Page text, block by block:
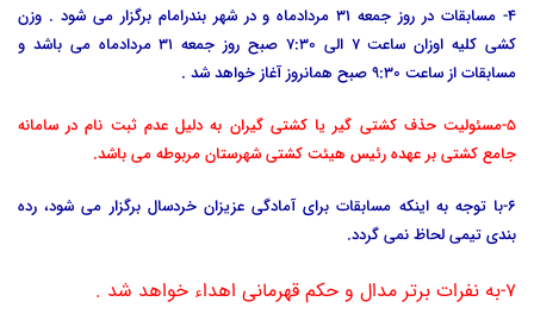
4- مسابقات در روز جمعه 31 مردادماه و در شهر بندرامام برگزار می شود . وزن
کشی کلیه اوزان ساعت 7 الی 7:30 صبح روز جمعه 31 مردادماه می باشد و
مسابقات از ساعت 9:30 صبح همانروز آغاز خواهد شد .
5-مسئولیت حذف کشتی گیر یا کشتی گیران به دلیل عدم ثبت نام در سامانه
جامع کشتی بر عهده رئیس هیئت کشتی شهرستان مربوطه می باشد.
6-با توجه به اینکه مسابقات برای آمادگی عزیزان خردسال برگزار می شود، رده
بندی تیمی لحاظ نمی گردد.
7-به نفرات برتر مدال و حکم قهرمانی اهداء خواهد شد .